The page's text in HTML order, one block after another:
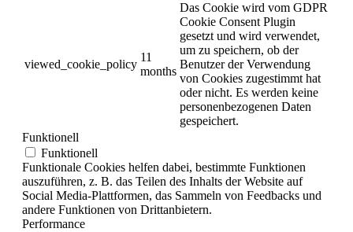
viewed_cookie_policy
11
months
Das Cookie wird vom GDPR
Cookie Consent Plugin
gesetzt und wird verwendet,
um zu speichern, ob der
Benutzer der Verwendung
von Cookies zugestimmt hat
oder nicht. Es werden keine
personenbezogenen Daten
gespeichert.
Funktionell
Funktionell
Funktionale Cookies helfen dabei, bestimmte Funktionen
auszuführen, z. B. das Teilen des Inhalts der Website auf
Social Media-Plattformen, das Sammeln von Feedbacks und
andere Funktionen von Drittanbietern.
Performance